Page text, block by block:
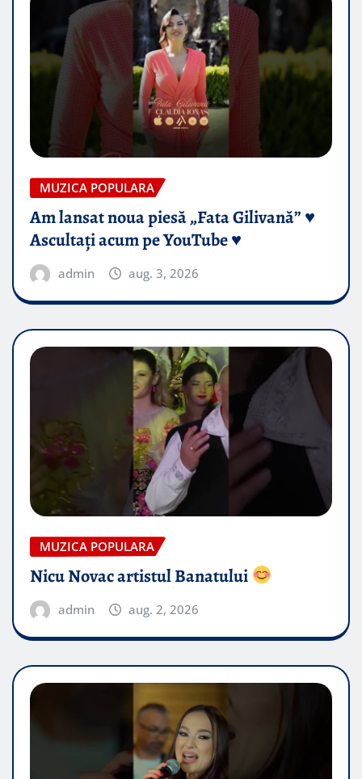
MUZICA POPULARA
Am lansat noua piesă „Fata Gilivană” ♥️
Ascultați acum pe YouTube ♥️
admin aug. 3, 2026
MUZICA POPULARA
Nicu Novac artistul Banatului
admin aug. 2, 2026